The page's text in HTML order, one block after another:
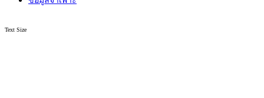
Text Size